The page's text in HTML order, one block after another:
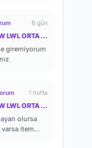
6 gün
HEROESKO YENİ SW LWL ORTA İTEM ORTA FARM ODAKLI HERKESİ BEKLERİZ
giremiyorum
1 hafta
HEROESKO YENİ SW LWL ORTA İTEM ORTA FARM ODAKLI HERKESİ BEKLERİZ
olursa
varsa item